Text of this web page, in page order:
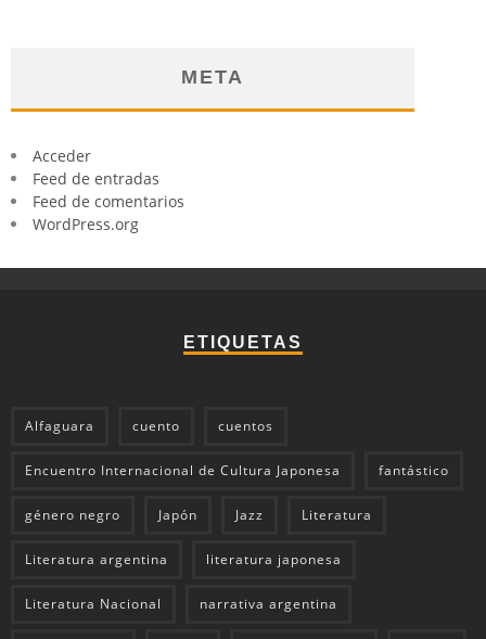
META
Acceder
Feed de entradas
Feed de comentarios
WordPress.org
ETIQUETAS
Alfaguara cuento cuentos
Encuentro Internacional de Cultura Japonesa fantástico
género negro Japón Jazz Literatura
Literatura argentina literatura japonesa
Literatura Nacional narrativa argentina